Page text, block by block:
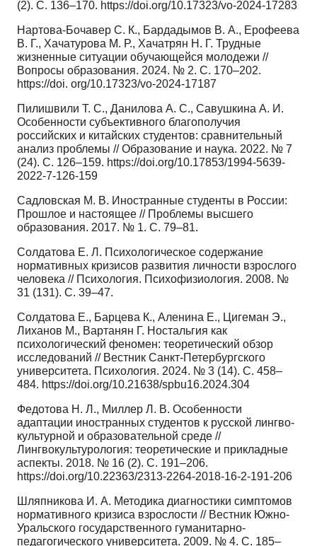
(2). C. 136–170. https://doi.org/10.17323/vo-2024-17283
Нартова-Бочавер С. К., Бардадымов В. А., Ерофеева
В. Г., Хачатурова М. Р., Хачатрян Н. Г. Трудные
жизненные ситуации обучающейся молодежи //
Вопросы образования. 2024. № 2. C. 170–202.
https://doi. org/10.17323/vo-2024-17187
Пилишвили Т. С., Данилова А. С., Савушкина А. И.
Особенности субъективного благополучия
российских и китайских студентов: сравнительный
анализ проблемы // Образование и наука. 2022. № 7
(24). C. 126–159. https://doi.org/10.17853/1994-5639-
2022-7-126-159
Садловская М. В. Иностранные студенты в России:
Прошлое и настоящее // Проблемы высшего
образования. 2017. № 1. C. 79–81.
Солдатова Е. Л. Психологическое содержание
нормативных кризисов развития личности взрослого
человека // Психология. Психофизиология. 2008. №
31 (131). C. 39–47.
Солдатова Е., Барцева К., Аленина Е., Цигеман Э.,
Лиханов М., Вартанян Г. Ностальгия как
психологический феномен: теоретический обзор
исследований // Вестник Санкт-Петербургского
университета. Психология. 2024. № 3 (14). C. 458–
484. https://doi.org/10.21638/spbu16.2024.304
Федотова Н. Л., Миллер Л. В. Особенности
адаптации иностранных студентов к русской лингво-
культурной и образовательной среде //
Лингвокультурология: теоретические и прикладные
аспекты. 2018. № 16 (2). С. 191–206.
https://doi.org/10.22363/2313-2264-2018-16-2-191-206
Шляпникова И. А. Методика диагностики симптомов
нормативного кризиса взрослости // Вестник Южно-
Уральского государственного гуманитарно-
педагогического университета. 2009. № 4. C. 185–